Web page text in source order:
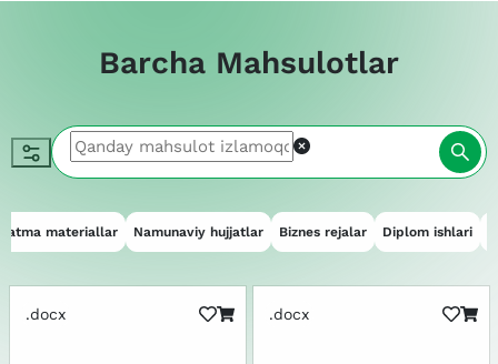
Barcha Mahsulotlar
materiallar Namunaviy hujjatlar Biznes rejalar Diplom ishlari
.docx .docx